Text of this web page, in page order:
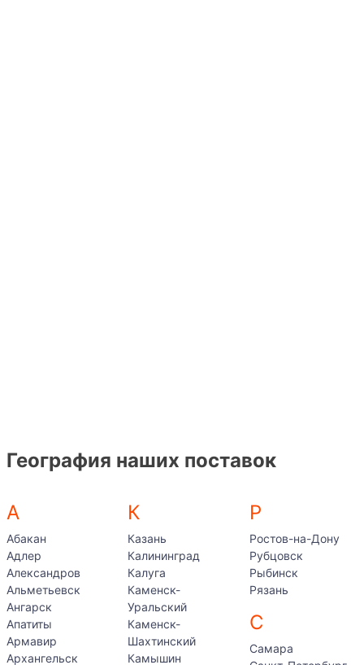
География наших поставок
А
Абакан
Адлер
Александров
Альметьевск
Ангарск
Апатиты
Армавир
Архангельск
К
Казань
Калининград
Калуга
Каменск-
Уральский
Каменск-
Шахтинский
Камышин
Р
Ростов-на-Дону
Рубцовск
Рыбинск
Рязань
С
Самара